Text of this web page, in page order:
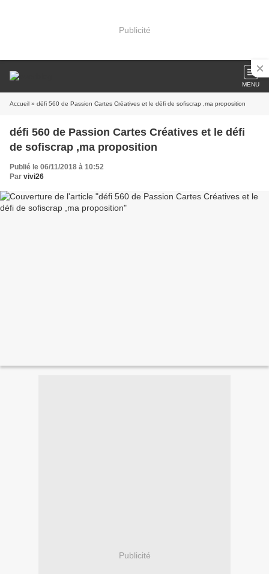
Publicité
MENU
Accueil » défi 560 de Passion Cartes Créatives et le défi de sofiscrap ,ma proposition
défi 560 de Passion Cartes Créatives et le défi
de sofiscrap ,ma proposition
Publié le 06/11/2018 à 10:52
Par vivi26
Publicité